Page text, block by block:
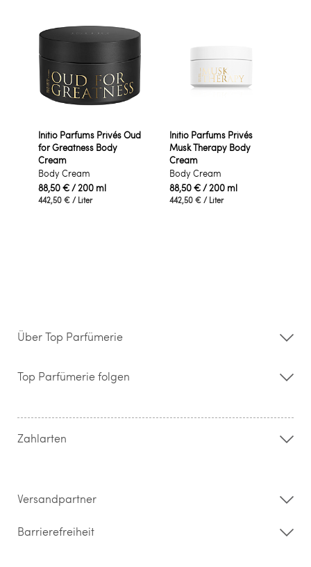
Initio Parfums Privés Oud
for Greatness Body
Cream
Body Cream
88,50 €/ 200 ml
442,50 € / Liter
Initio Parfums Privés
Musk Therapy Body
Cream
Body Cream
88,50 €/ 200 ml
442,50 € / Liter
Über Top Parfümerie
Storefinder
Kontakt
Widerrufsrecht & Rückgabebedingungen
Top Parfümerie folgen
Zahlarten
Versandpartner
Barrierefreiheit